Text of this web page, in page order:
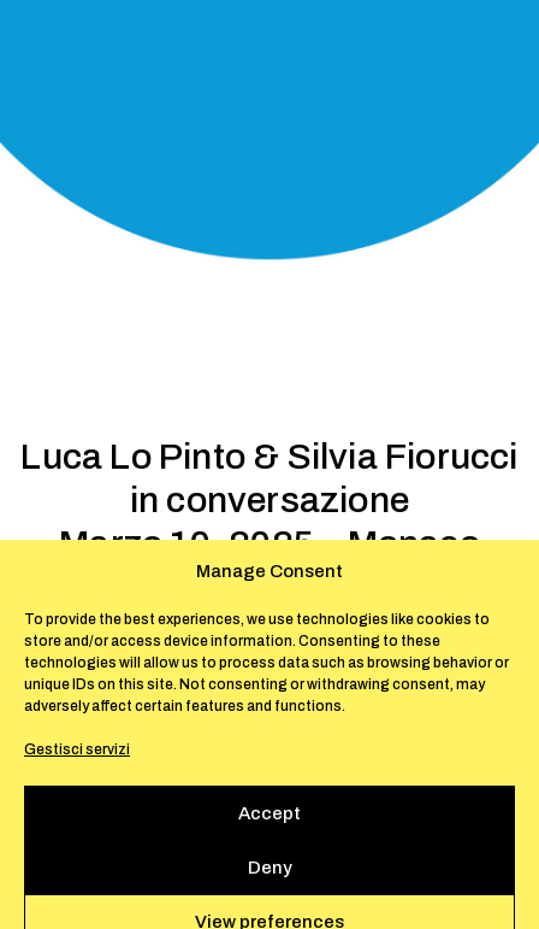
Manage Consent
To provide the best experiences, we use technologies like cookies to
store and/or access device information. Consenting to these
technologies will allow us to process data such as browsing behavior or
unique IDs on this site. Not consenting or withdrawing consent, may
adversely affect certain features and functions.
Gestisci servizi
Accept
Deny
View preferences
Luca Lo Pinto & Silvia Fiorucci
in conversazione
Marzo 10, 2025 – Monaco
La Società delle Api è lieta di invitarvi al
prossimo incontro, che si terrà il 10 marzo
alle ore 18.30, nell’ambito della mostra La
Collectionneuse (24.01.2025 – 14.03.2025).
contact@lasocietadelleapi.mc
È gradita una donazione volontaria di 10 €.